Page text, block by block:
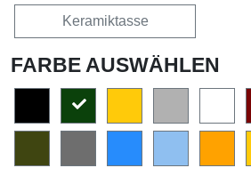
Keramiktasse
FARBE AUSWÄHLEN